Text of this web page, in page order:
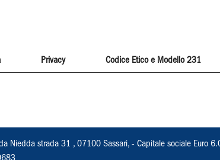
Privacy Codice Etico e Modello 231
Niedda strada 31 , 07100 Sassari, - Capitale sociale Euro